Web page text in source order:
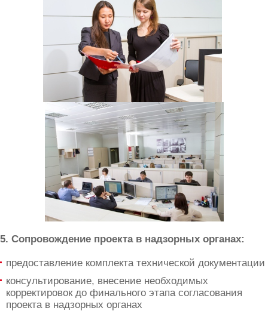
5. Сопровождение проекта в надзорных органах:
предоставление комплекта технической документации
консультирование, внесение необходимых
корректировок до финального этапа согласования
проекта в надзорных органах